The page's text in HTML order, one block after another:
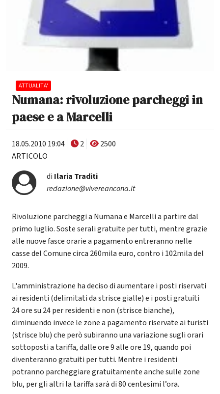
ATTUALITA'
Numana: rivoluzione parcheggi in
paese e a Marcelli
18.05.2010 19:04 2
2500
ARTICOLO
di Ilaria Traditi
redazione@vivereancona.it
Rivoluzione parcheggi a Numana e Marcelli a partire dal
primo luglio. Soste serali gratuite per tutti, mentre grazie
alle nuove fasce orarie a pagamento entreranno nelle
casse del Comune circa 260mila euro, contro i 102mila del
2009.
L'amministrazione ha deciso di aumentare i posti riservati
ai residenti (delimitati da strisce gialle) e i posti gratuiti
24 ore su 24 per residenti e non (strisce bianche),
diminuendo invece le zone a pagamento riservate ai turisti
(strisce blu) che però subiranno una variazione sugli orari
sottoposti a tariffa, dalle ore 9 alle ore 19, quando poi
diventeranno gratuiti per tutti. Mentre i residenti
potranno parcheggiare gratuitamente anche sulle zone
blu, per gli altri la tariffa sarà di 80 centesimi l’ora.